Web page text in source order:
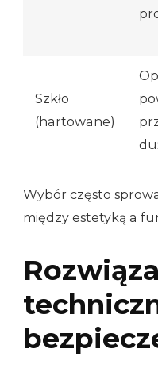
Szkło
(hartowane)
Wybór często
między estetyką a